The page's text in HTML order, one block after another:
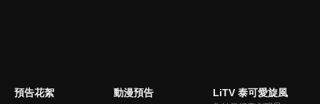
預告花絮 動漫預告 LiTV 泰可愛旋風